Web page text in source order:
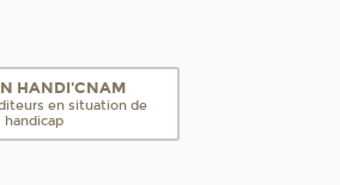
HANDI'CNAM
en situation de
handicap